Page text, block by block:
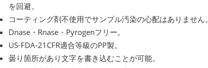
を回避。
コーティング剤不使用でサンプル汚染の心配はありません。
Dnase・Rnase・Pyrogenフリー。
US-FDA-21CFR適合等級のPP製。
曇り箇所があり文字を書き込むことが可能。